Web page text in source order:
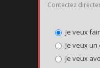
Contactez
Je veux
Je veux
Je veux